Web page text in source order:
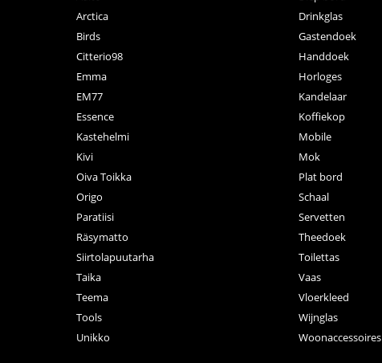
Arctica
Birds
Citterio98
Emma
EM77
Essence
Kastehelmi
Kivi
Oiva Toikka
Origo
Paratiisi
Räsymatto
Siirtolapuutarha
Taika
Teema
Tools
Unikko
Drinkglas
Gastendoek
Handdoek
Horloges
Kandelaar
Koffiekop
Mobile
Mok
Plat bord
Schaal
Servetten
Theedoek
Toilettas
Vaas
Vloerkleed
Wijnglas
Woonaccessoires